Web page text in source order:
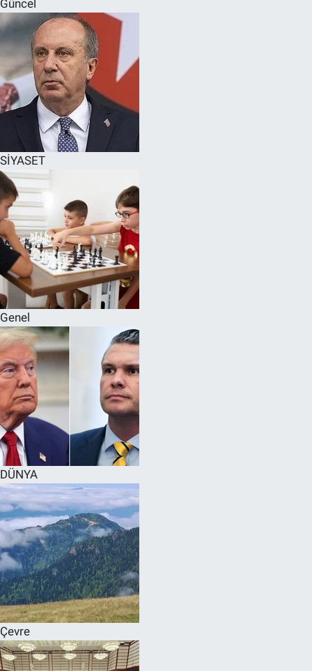
Güncel
SİYASET
Genel
DÜNYA
Çevre
SPOR
RESMİ İLANLAR